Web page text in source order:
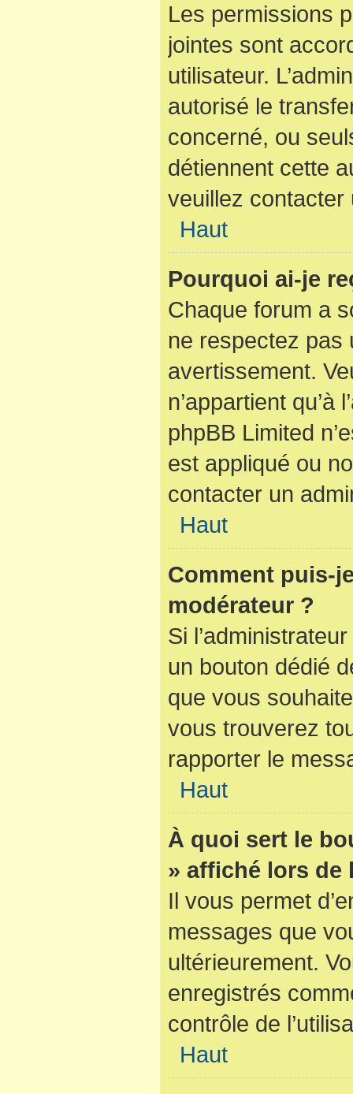
Les permissions
jointes sont
utilisateur.
autorisé le
concerné, ou
détiennent cette
veuillez contacter
Haut
Pourquoi ai-je
Chaque forum a
ne respectez pas
avertissement.
n’appartient
phpBB Limited
est appliqué ou
contacter un
Haut
Comment puis-
modérateur ?
Si
un bouton dédié
que vous
vous trouverez
rapporter le
Haut
À quoi sert le
» affiché lors de
Il vous permet
messages que
ultérieurement.
enregistrés
contrôle de
Haut